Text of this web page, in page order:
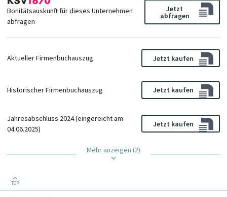
Bonitätsauskunft für dieses Unternehmen
abfragen
Jetzt
abfragen
Aktueller Firmenbuchauszug Jetzt kaufen
Historischer Firmenbuchauszug Jetzt kaufen
Jahresabschluss 2024 (eingereicht am
04.06.2025)
Jetzt kaufen
Mehr anzeigen (2)
TOP